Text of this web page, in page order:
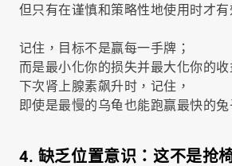
但只有在谨慎和策略性地使用时才有
记住，目标不是赢每一手牌；
而是最小化你的损失并最大化你的收
下次肾上腺素飙升时，记住，
即使是最慢的乌龟也能跑赢最快的兔
4. 缺乏位置意识：这不是抢